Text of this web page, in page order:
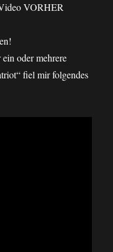
VORHER
oder mehrere
fiel mir folgendes